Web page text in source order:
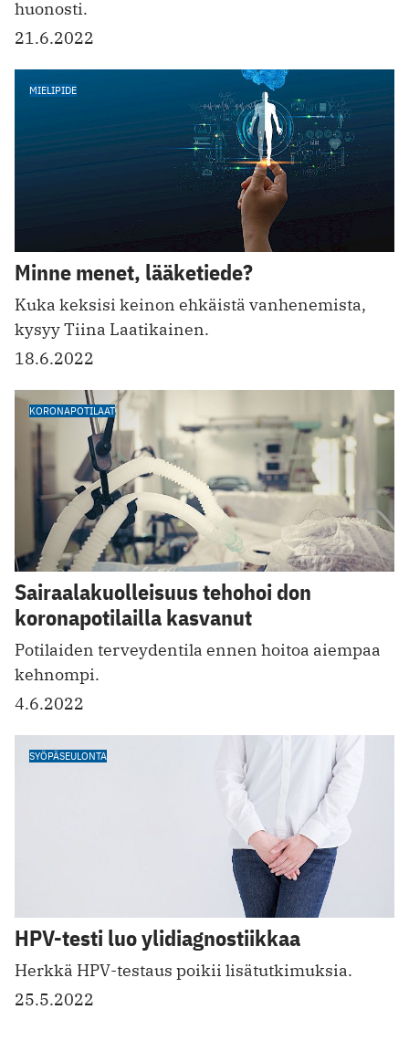
huonosti.
21.6.2022
MIELIPIDE
Minne menet, lääketiede?
Kuka keksisi keinon ehkäistä vanhenemista,
kysyy Tiina Laatikainen.
18.6.2022
KORONAPOTILAAT
Sairaalakuolleisuus tehohoi don
koronapotilailla kasvanut
Potilaiden terveydentila ennen hoitoa aiempaa
kehnompi.
4.6.2022
SYÖPÄSEULONTA
HPV-testi luo ylidiagnostiikkaa
Herkkä HPV-testaus poikii lisätutkimuksia.
25.5.2022